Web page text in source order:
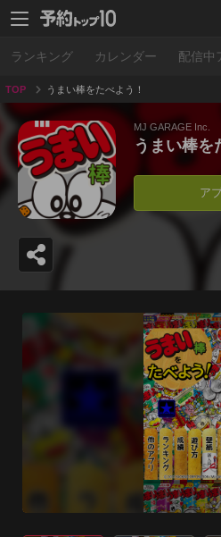
ランキング カレンダー 配信中
TOP うまい棒をたべよう！
MJ GARAGE Inc.
うまい棒を
ア